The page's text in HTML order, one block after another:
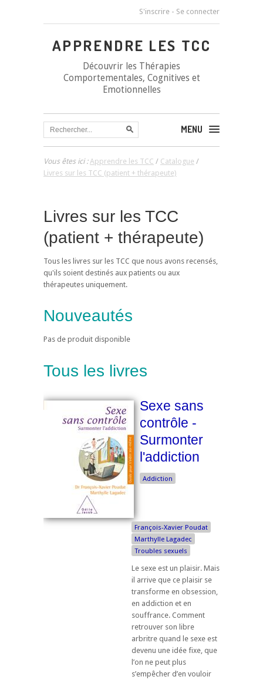
S'inscrire - Se connecter
APPRENDRE LES TCC
Découvrir les Thérapies
Comportementales, Cognitives et
Emotionnelles
MENU
Vous êtes ici :Apprendre les TCC / Catalogue /
Livres sur les TCC (patient + thérapeute)
Livres sur les TCC
(patient + thérapeute)
Tous les livres sur les TCC que nous avons recensés,
qu'ils soient destinés aux patients ou aux
thérapeutes uniquement.
Nouveautés
Pas de produit disponible
Tous les livres
Sexe sans
contrôle -
Surmonter
l'addiction
Addiction
François-Xavier Poudat
Marthylle Lagadec
Troubles sexuels
Le sexe est un plaisir. Mais
il arrive que ce plaisir se
transforme en obsession,
en addiction et en
souffrance. Comment
retrouver son libre
arbritre quand le sexe est
devenu une idée fixe, que
l’on ne peut plus
s’empêcher d’en vouloir